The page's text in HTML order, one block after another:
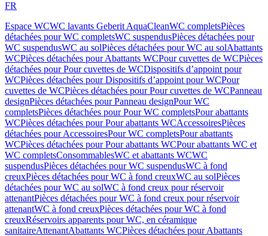
FR
Espace WCWC lavants Geberit AquaCleanWC completsPièces
détachées pour WC completsWC suspendusPièces détachées pour
WC suspendusWC au solPièces détachées pour WC au solAbattants
WCPièces détachées pour Abattants WCPour cuvettes de WCPièces
détachées pour Pour cuvettes de WCDispositifs d’appoint pour
WCPièces détachées pour Dispositifs d’appoint pour WCPour
cuvettes de WCPièces détachées pour Pour cuvettes de WCPanneau
designPièces détachées pour Panneau designPour WC
completsPièces détachées pour Pour WC completsPour abattants
WCPièces détachées pour Pour abattants WCAccessoiresPièces
détachées pour AccessoiresPour WC completsPour abattants
WCPièces détachées pour Pour abattants WCPour abattants WC et
WC completsConsommablesWC et abattants WCWC
suspendusPièces détachées pour WC suspendusWC à fond
creuxPièces détachées pour WC à fond creuxWC au solPièces
détachées pour WC au solWC à fond creux pour réservoir
attenantPièces détachées pour WC à fond creux pour réservoir
attenantWC à fond creuxPièces détachées pour WC à fond
creuxRéservoirs apparents pour WC, en céramique
sanitaireAttenantAbattants WCPièces détachées pour Abattants